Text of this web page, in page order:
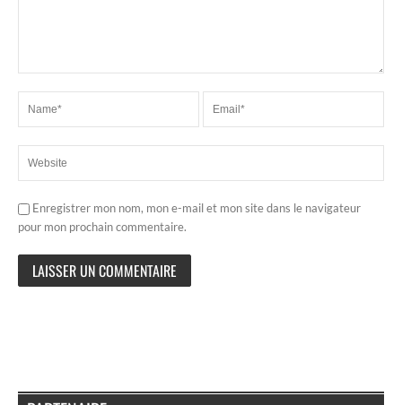
Enregistrer mon nom, mon e-mail et mon site dans le navigateur
pour mon prochain commentaire.